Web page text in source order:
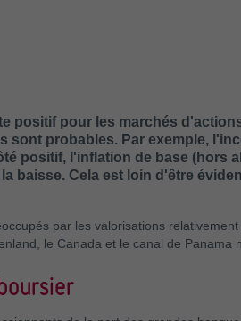
positif pour les marchés
probables. Par exemple,
positif, l'inflation de base (hors
baisse. Cela est loin d'être
par les valorisations
le Canada et le canal de Panama